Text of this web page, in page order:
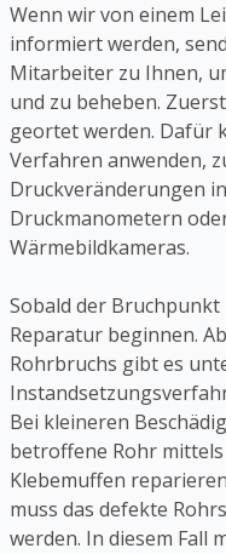
Wenn wir von einem
informiert werden,
Mitarbeiter zu Ihnen,
und zu beheben.
geortet werden. Dafür
Verfahren anwenden,
Druckveränderungen
Druckmanometern
Wärmebildkameras.
Sobald der
Reparatur beginnen.
Rohrbruchs gibt es
Bei kleineren
betroffene Rohr
Klebemuffen
muss das defekte
werden. In diesem Fall